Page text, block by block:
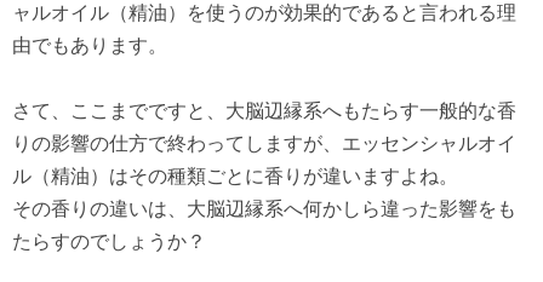
ャルオイル（精油）を使うのが効果的であると言われる理
由でもあります。
さて、ここまでですと、大脳辺縁系へもたらす一般的な香
りの影響の仕方で終わってしますが、エッセンシャルオイ
ル（精油）はその種類ごとに香りが違いますよね。
その香りの違いは、大脳辺縁系へ何かしら違った影響をも
たらすのでしょうか？